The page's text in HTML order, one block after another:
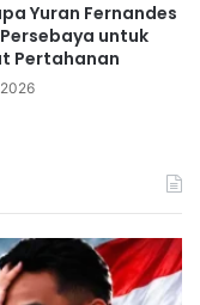
Yuran Fernandes
untuk
Pertahanan